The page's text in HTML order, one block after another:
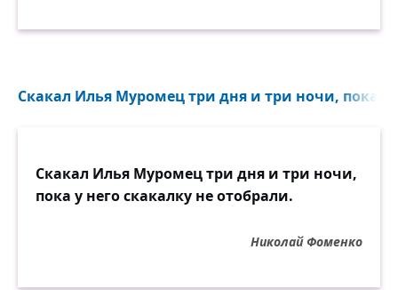
Скакал Илья Муромец три дня и три ночи, пока у
Скакал Илья Муромец три дня и три ночи,
пока у него скакалку не отобрали.
Николай Фоменко